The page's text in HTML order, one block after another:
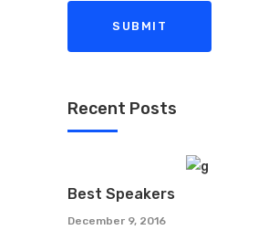
Recent Posts
Best Speakers
December 9, 2016